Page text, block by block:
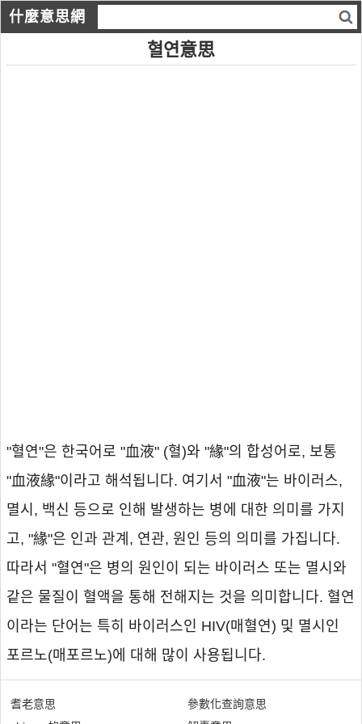
什麼意思網
혈연意思
"혈연"은 한국어로 "血液" (혈)와 "緣"의 합성어로, 보통
"血液緣"이라고 해석됩니다. 여기서 "血液"는 바이러스,
멸시, 백신 등으로 인해 발생하는 병에 대한 의미를 가지
고, "緣"은 인과 관계, 연관, 원인 등의 의미를 가집니다.
따라서 "혈연"은 병의 원인이 되는 바이러스 또는 멸시와
같은 물질이 혈액을 통해 전해지는 것을 의미합니다. 혈연
이라는 단어는 특히 바이러스인 HIV(매혈연) 및 멸시인
포르노(매포르노)에 대해 많이 사용됩니다.
耆老意思
參數化查詢意思